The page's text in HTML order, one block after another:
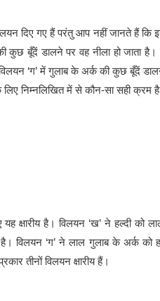
दिए गए हैं परंतु आप नहीं जानते हैं कि
कुछ बूँदें डालने पर वह नीला हो जाता
‘ग’ में गुलाब के अर्क की कुछ बूँदें
लिए निम्नलिखित में से कौन-सा सही क्रम
क्षारीय है। विलयन ‘ख’ ने हल्दी को
है। विलयन ‘ग’ ने लाल गुलाब के अर्क को
तीनों विलयन क्षारीय हैं।